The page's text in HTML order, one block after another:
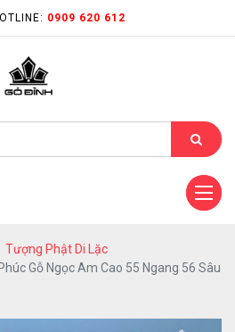
0909 620 612
Tượng Phật Di Lặc
Gỗ Ngọc Am Cao 55 Ngang 56 Sâu